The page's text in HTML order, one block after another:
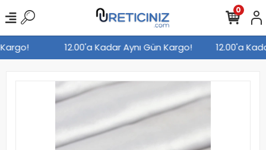
12.00'a Kadar Aynı Gün Kargo! 12.00'a
0